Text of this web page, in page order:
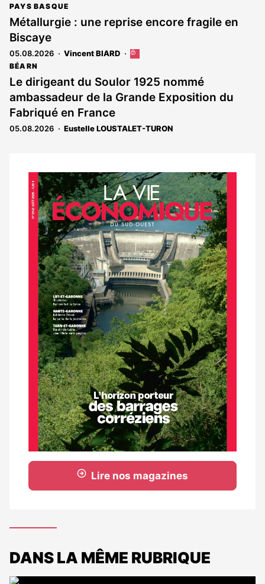
réservé
abonnés
PAYS BASQUE
Métallurgie : une reprise encore fragile en
Biscaye
05.08.2026 Vincent BIARD
Cet
est
réservé
aux
BÉARN
Le dirigeant du Soulor 1925 nommé
ambassadeur de la Grande Exposition du
Fabriqué en France
05.08.2026 Eustelle LOUSTALET-TURON
Notre
dernier
magazine
Lire nos magazines
DANS LA MÊME RUBRIQUE